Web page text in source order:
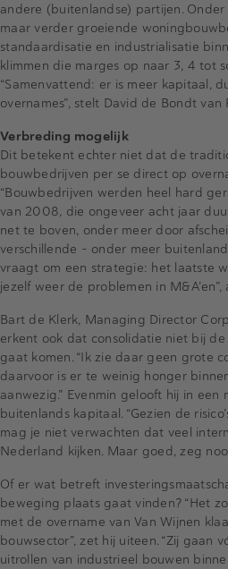
andere (buitenlandse) partijen.
maar verder groeiende
standaardisatie en industrialisatie
klimmen die marges op naar 3, 4 tot
“Samenvattend: er is meer kapitaal,
overnames”, stelt David de Bondt van
Verbreding mogelijk
Dit betekent echter niet dat de
bouwbedrijven per se direct op
“Bouwbedrijven werden heel hard
van 2008, die ongeveer acht jaar
net te boven, onder meer door
verschillende – onder meer
vraagt om een strategie: het laatste
jezelf weer de problemen in
Bart de Klerk, Managing Director
erkent ook dat consolidatie niet bij
gaat komen. “Ik zie daar geen grote
daarvoor is er te weinig honger
aanwezig.” Evenmin gelooft hij in een
buitenlands kapitaal. “Gezien de
mag je niet verwachten dat veel
Nederland kijken. Maar goed, zeg
Of er wat betreft
beweging plaats gaat vinden? “Het
met de overname van Van Wijnen
bouwsector”, zet hij uiteen. “Zij gaan
uitrollen van industrieel bouwen